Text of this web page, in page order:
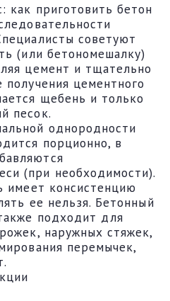
как приготовить бетон
советуют
(или бетономешалку)
цемент и тщательно
цементного
щебень и только
песок.
однородности
порционно, в
(при необходимости).
имеет консистенцию
ее нельзя. Бетонный
подходит для
наружных стяжек,
перемычек,